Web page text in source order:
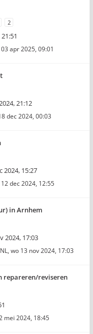
2
apr 2025, 09:01
21:12
dec 2024, 00:03
2024, 15:27
dec 2024, 12:55
in Arnhem
2024, 17:03
, wo 13 nov 2024, 17:03
repareren/reviseren
mei 2024, 18:45